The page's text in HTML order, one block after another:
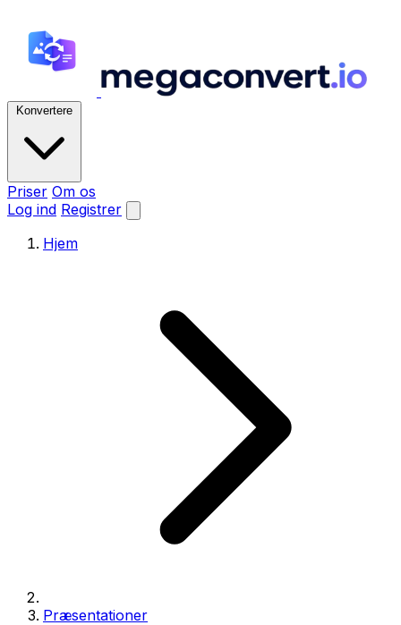
Konvertere
Priser Om os
Log ind Registrer
Hjem
Præsentationer